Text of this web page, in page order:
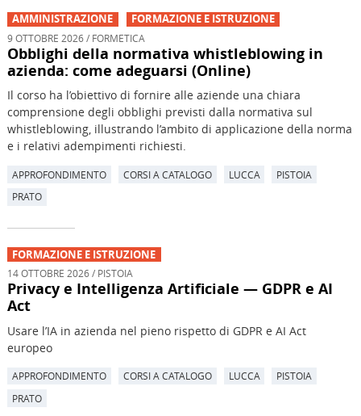
AMMINISTRAZIONE FORMAZIONE E ISTRUZIONE
9 OTTOBRE 2026 / FORMETICA
Obblighi della normativa whistleblowing in
azienda: come adeguarsi (Online)
Il corso ha l’obiettivo di fornire alle aziende una chiara
comprensione degli obblighi previsti dalla normativa sul
whistleblowing, illustrando l’ambito di applicazione della norma
e i relativi adempimenti richiesti.
APPROFONDIMENTO CORSI A CATALOGO LUCCA
PISTOIA
PRATO
FORMAZIONE E ISTRUZIONE
14 OTTOBRE 2026 / PISTOIA
Privacy e Intelligenza Artificiale — GDPR e AI
Act
Usare l’IA in azienda nel pieno rispetto di GDPR e AI Act
europeo
APPROFONDIMENTO CORSI A CATALOGO LUCCA
PISTOIA
PRATO